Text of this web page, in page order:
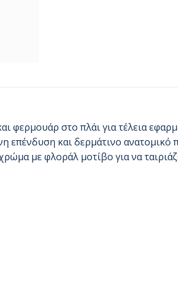
φερμουάρ στο πλάι για τέλεια
επένδυση και δερμάτινο
με φλοράλ μοτίβο για να